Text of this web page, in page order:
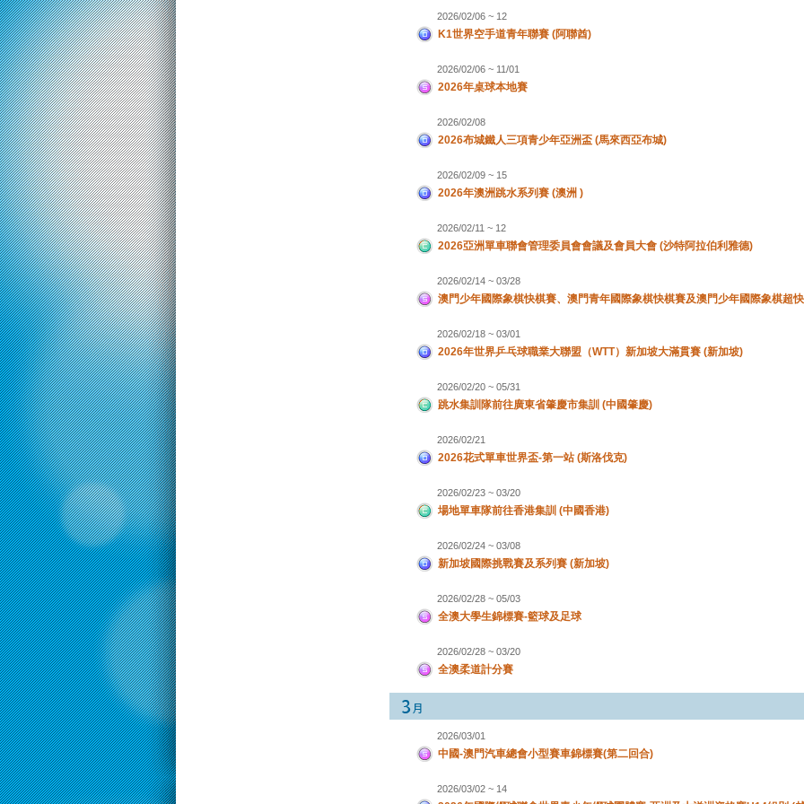
2026/02/06 ~ 12
K1世界空手道青年聯賽 (阿聯酋)
2026/02/06 ~ 11/01
2026年桌球本地賽
2026/02/08
2026布城鐵人三項青少年亞洲盃 (馬來西亞布城)
2026/02/09 ~ 15
2026年澳洲跳水系列賽 (澳洲 )
2026/02/11 ~ 12
2026亞洲單車聯會管理委員會會議及會員大會 (沙特阿拉伯利雅德)
2026/02/14 ~ 03/28
澳門少年國際象棋快棋賽、澳門青年國際象棋快棋賽及澳門少年國際象棋超
2026/02/18 ~ 03/01
2026年世界乒乓球職業大聯盟（WTT）新加坡大滿貫賽 (新加坡)
2026/02/20 ~ 05/31
跳水集訓隊前往廣東省肇慶市集訓 (中國肇慶)
2026/02/21
2026花式單車世界盃-第一站 (斯洛伐克)
2026/02/23 ~ 03/20
場地單車隊前往香港集訓 (中國香港)
2026/02/24 ~ 03/08
新加坡國際挑戰賽及系列賽 (新加坡)
2026/02/28 ~ 05/03
全澳大學生錦標賽-籃球及足球
2026/02/28 ~ 03/20
全澳柔道計分賽
2026/03/01
中國-澳門汽車總會小型賽車錦標賽(第二回合)
2026/03/02 ~ 14